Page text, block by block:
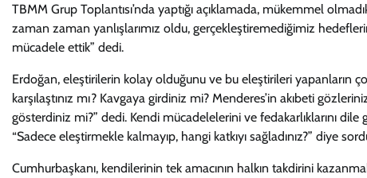
TBMM Grup Toplantısı’nda yaptığı açıklamada, mükemmel
zaman zaman yanlışlarımız oldu, gerçekleştiremediğimiz
mücadele ettik” dedi.
Erdoğan, eleştirilerin kolay olduğunu ve bu eleştirileri yapanların
karşılaştınız mı? Kavgaya girdiniz mi? Menderes’in akıbeti
gösterdiniz mi?” dedi. Kendi mücadelelerini ve fedakarlıklarını
“Sadece eleştirmekle kalmayıp, hangi katkıyı sağladınız?” diye
Cumhurbaşkanı, kendilerinin tek amacının halkın takdirini